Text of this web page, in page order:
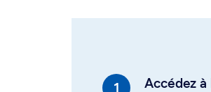
Accédez à